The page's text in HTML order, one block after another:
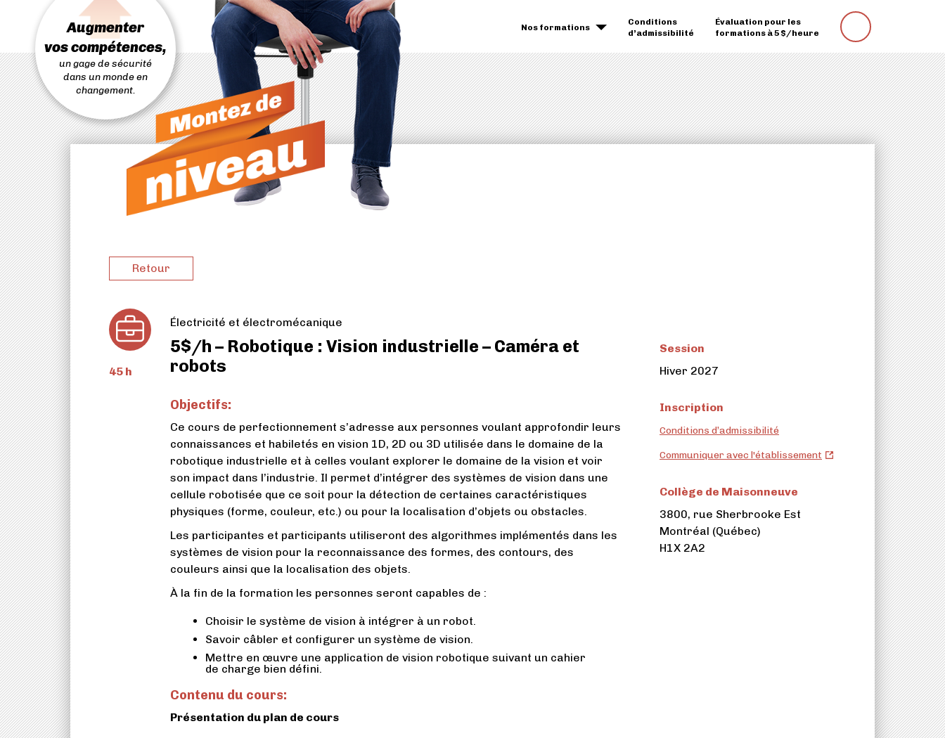
CONTENU
Nos formations
Conditions
d’admissibilité
Évaluation pour les
formations à 5 $/heure
Rechercher
une
formation
Augmenter
vos compétences,
un gage de sécurité
dans un monde en
changement.
Retour
45 h
Électricité et électromécanique
5$/h – Robotique : Vision industrielle – Caméra et
robots
Objectifs:
Ce cours de perfectionnement s’adresse aux personnes voulant approfondir leurs
connaissances et habiletés en vision 1D, 2D ou 3D utilisée dans le domaine de la
robotique industrielle et à celles voulant explorer le domaine de la vision et voir
son impact dans l’industrie. Il permet d’intégrer des systèmes de vision dans une
cellule robotisée que ce soit pour la détection de certaines caractéristiques
physiques (forme, couleur, etc.) ou pour la localisation d’objets ou obstacles.
Les participantes et participants utiliseront des algorithmes implémentés dans les
systèmes de vision pour la reconnaissance des formes, des contours, des
couleurs ainsi que la localisation des objets.
À la fin de la formation les personnes seront capables de :
Choisir le système de vision à intégrer à un robot.
Savoir câbler et configurer un système de vision.
Mettre en œuvre une application de vision robotique suivant un cahier
de charge bien défini.
Contenu du cours:
Présentation du plan de cours
Session
Hiver 2027
Inscription
Conditions d’admissibilité
Communiquer avec l'établissement Collège
Maisonneuve
Collège de Maisonneuve
3800, rue Sherbrooke Est
Montréal (Québec)
H1X 2A2